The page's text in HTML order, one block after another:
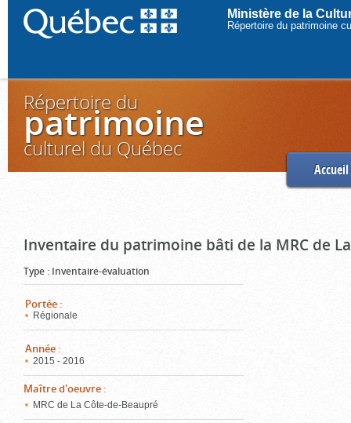
Ministère de la
Répertoire du patrimoine
Répertoire du
patrimoine
culturel du Québec
Accueil
Inventaire du patrimoine bâti de la MRC de
Type : Inventaire-évaluation
Portée :
Régionale
Année :
2015 - 2016
Maître d'oeuvre :
MRC de La Côte-de-Beaupré